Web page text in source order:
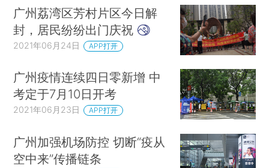
广州荔湾区芳村片区今日解
封，居民纷纷出门庆祝
2021年06月24日 APP打开
广州疫情连续四日零新增 中
考定于7月10日开考
2021年06月23日 APP打开
广州加强机场防控 切断“疫从
空中来”传播链条